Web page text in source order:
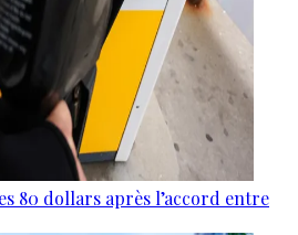
80 dollars après l’accord entre